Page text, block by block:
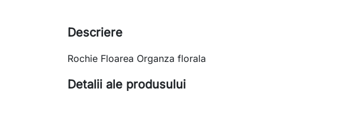
Descriere
Rochie Floarea Organza florala
Detalii ale produsului